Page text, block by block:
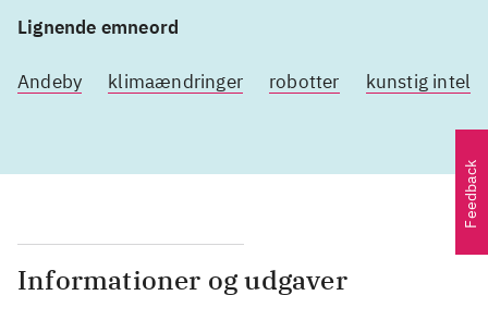
Lignende emneord
Andeby klimaændringer robotter kunstig
Informationer og udgaver
Feedback